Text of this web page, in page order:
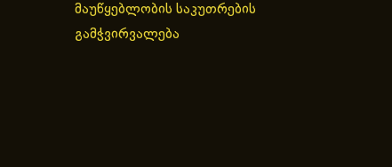
მაუწყებლობის საკუთრების
გამჭვირვალება